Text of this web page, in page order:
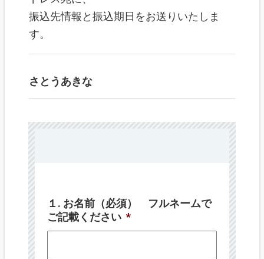
振込先情報と振込期日をお送りいたしま
す。
さとうあきな
１. お名前（必須） フルネームで
ご記載ください *